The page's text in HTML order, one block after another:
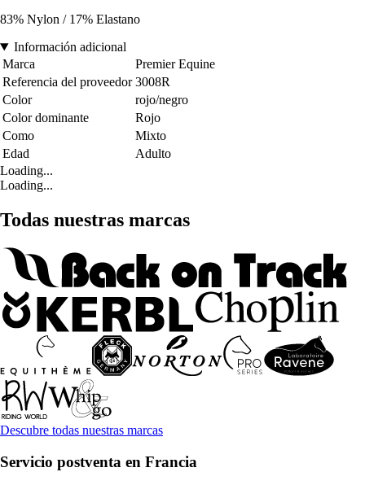
83% Nylon / 17% Elastano
Información adicional
Marca
Premier Equine
Referencia del proveedor 3008R
Color
rojo/negro
Color dominante
Rojo
Como
Mixto
Edad
Adulto
Loading...
Loading...
Todas nuestras marcas
Descubre todas nuestras marcas
Servicio postventa en Francia